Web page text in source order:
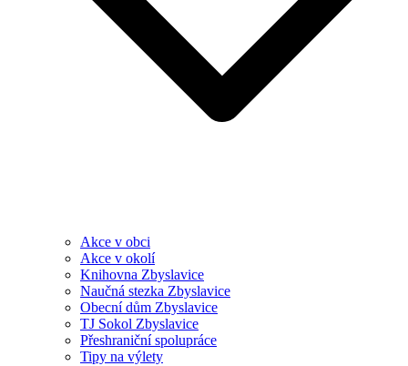
Akce v obci
Akce v okolí
Knihovna Zbyslavice
Naučná stezka Zbyslavice
Obecní dům Zbyslavice
TJ Sokol Zbyslavice
Přeshraniční spolupráce
Tipy na výlety